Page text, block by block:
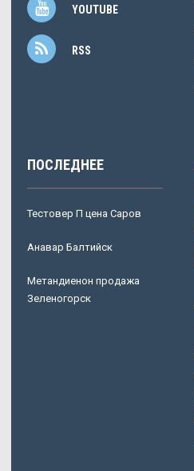
YOUTUBE
RSS
ПОСЛЕДНЕЕ
Тестовер П цена Саров
Анавар Балтийск
Метандиенон продажа
Зеленогорск